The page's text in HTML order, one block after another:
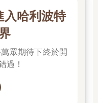
入哈利波特
眾期待下終於開
過！